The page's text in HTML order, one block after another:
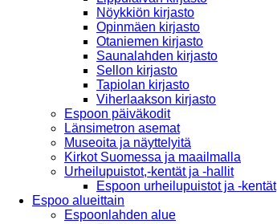
Nöykkiön kirjasto
Opinmäen kirjasto
Otaniemen kirjasto
Saunalahden kirjasto
Sellon kirjasto
Tapiolan kirjasto
Viherlaakson kirjasto
Espoon päiväkodit
Länsimetron asemat
Museoita ja näyttelyitä
Kirkot Suomessa ja maailmalla
Urheilupuistot,-kentät ja -hallit
Espoon urheilupuistot ja -kentät
Espoo alueittain
Espoonlahden alue